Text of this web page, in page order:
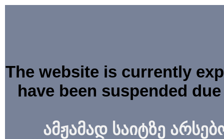
The website is currently
have been suspended
ამჟამად საიტზე